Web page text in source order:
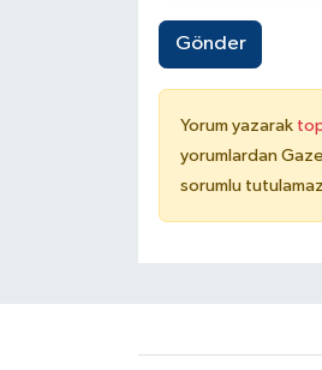
Gönder
Yorum yazarak
yorumlardan
sorumlu